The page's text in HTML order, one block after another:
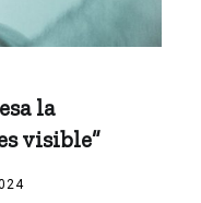
la
visible”